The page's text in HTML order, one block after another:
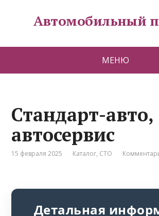
Автомобильный
МЕНЮ
Стандарт-авто,
автосервис
15 февраля 2025 Каталог, СТО
Детальная